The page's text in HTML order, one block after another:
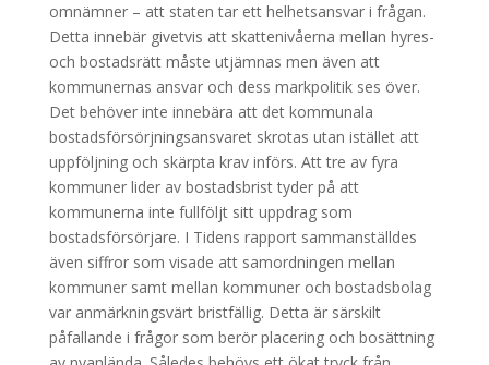
omnämner – att staten tar ett helhetsansvar i frågan.
Detta innebär givetvis att skattenivåerna mellan hyres-
och bostadsrätt måste utjämnas men även att
kommunernas ansvar och dess markpolitik ses över.
Det behöver inte innebära att det kommunala
bostadsförsörjningsansvaret skrotas utan istället att
uppföljning och skärpta krav införs. Att tre av fyra
kommuner lider av bostadsbrist tyder på att
kommunerna inte fullföljt sitt uppdrag som
bostadsförsörjare. I Tidens rapport sammanställdes
även siffror som visade att samordningen mellan
kommuner samt mellan kommuner och bostadsbolag
var anmärkningsvärt bristfällig. Detta är särskilt
påfallande i frågor som berör placering och bosättning